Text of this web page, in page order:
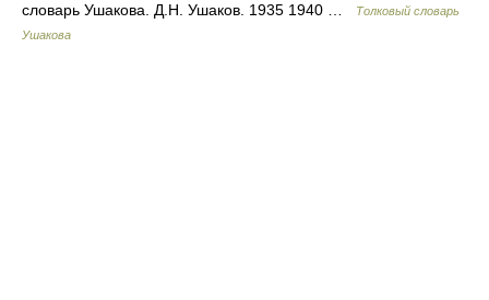
словарь Ушакова. Д.Н. Ушаков. 1935 1940 …
Толковый словарь
Ушакова